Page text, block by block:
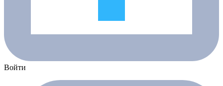
Войти